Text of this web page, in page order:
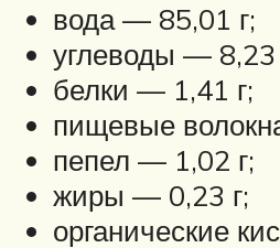
вода — 85,01 г;
углеводы — 8,23
белки — 1,41 г;
пищевые
пепел — 1,02 г;
жиры — 0,23 г;
органические